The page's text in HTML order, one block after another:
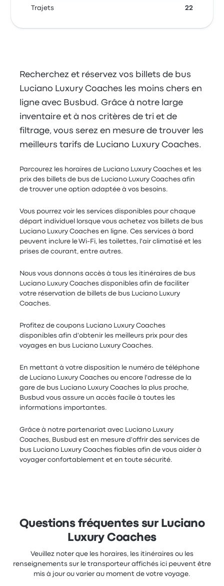
Trajets 22
Recherchez et réservez vos billets de bus
Luciano Luxury Coaches les moins chers en
ligne avec Busbud. Grâce à notre large
inventaire et à nos critères de tri et de
filtrage, vous serez en mesure de trouver les
meilleurs tarifs de Luciano Luxury Coaches.
Parcourez les horaires de Luciano Luxury Coaches et les
prix des billets de bus de Luciano Luxury Coaches afin
de trouver une option adaptée à vos besoins.
Vous pourrez voir les services disponibles pour chaque
départ individuel lorsque vous achetez vos billets de bus
Luciano Luxury Coaches en ligne. Ces services à bord
peuvent inclure le Wi-Fi, les toilettes, l'air climatisé et les
prises de courant, entre autres.
Nous vous donnons accès à tous les itinéraires de bus
Luciano Luxury Coaches disponibles afin de faciliter
votre réservation de billets de bus Luciano Luxury
Coaches.
Profitez de coupons Luciano Luxury Coaches
disponibles afin d'obtenir les meilleurs prix pour des
voyages en bus Luciano Luxury Coaches.
En mettant à votre disposition le numéro de téléphone
de Luciano Luxury Coaches ou encore l'adresse de la
gare de bus Luciano Luxury Coaches la plus proche,
Busbud vous assure un accès facile à toutes les
informations importantes.
Grâce à notre partenariat avec Luciano Luxury
Coaches, Busbud est en mesure d'offrir des services de
bus Luciano Luxury Coaches fiables afin de vous aider à
voyager confortablement et en toute sécurité.
Questions fréquentes sur Luciano
Luxury Coaches
Veuillez noter que les horaires, les itinéraires ou les
renseignements sur le transporteur affichés ici peuvent être
mis à jour ou varier au moment de votre voyage.